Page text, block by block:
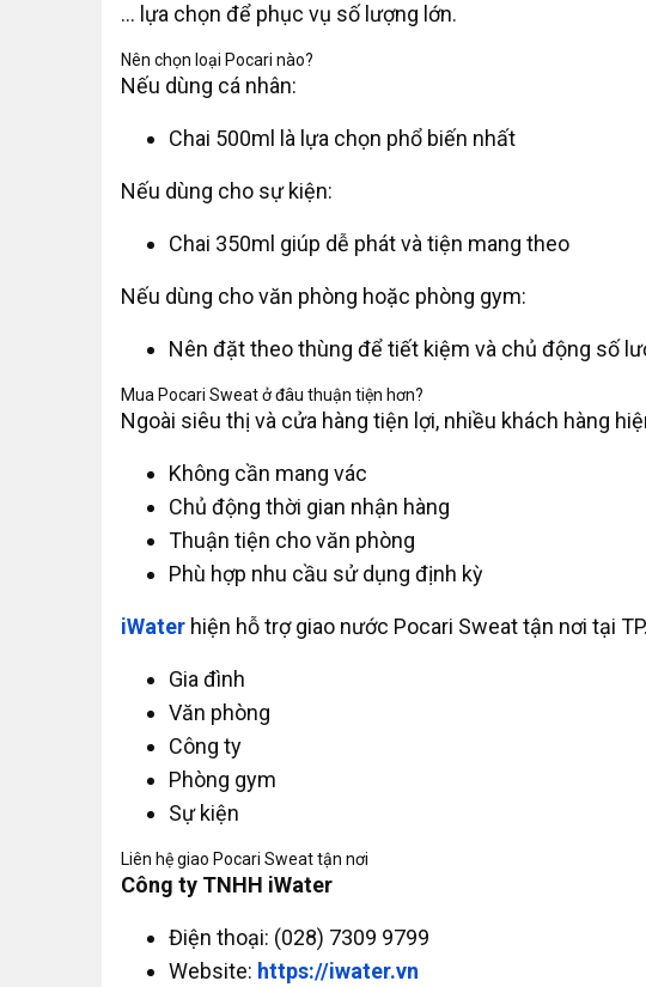
… lựa chọn để phục vụ số lượng lớn.
Nên chọn loại Pocari nào?
Nếu dùng cá nhân:
Chai 500ml là lựa chọn phổ biến nhất
Nếu dùng cho sự kiện:
Chai 350ml giúp dễ phát và tiện mang theo
Nếu dùng cho văn phòng hoặc phòng gym:
Nên đặt theo thùng để tiết kiệm và chủ động số
Mua Pocari Sweat ở đâu thuận tiện hơn?
Ngoài siêu thị và cửa hàng tiện lợi, nhiều khách hàng
Không cần mang vác
Chủ động thời gian nhận hàng
Thuận tiện cho văn phòng
Phù hợp nhu cầu sử dụng định kỳ
iWaterhiện hỗ trợ giao nước Pocari Sweat tận nơi tại
Gia đình
Văn phòng
Công ty
Phòng gym
Sự kiện
Liên hệ giao Pocari Sweat tận nơi
Công ty TNHH iWater
Điện thoại: (028) 7309 9799
Website: https://iwater.vn